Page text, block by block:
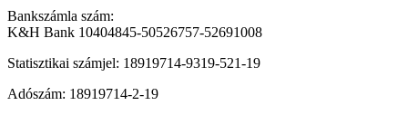
Bankszámla szám:
K&H Bank 10404845-50526757-52691008
Statisztikai számjel: 18919714-9319-521-19
Adószám: 18919714-2-19